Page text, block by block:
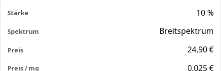
10 %
Breitspektrum
24,90 €
0,025 €